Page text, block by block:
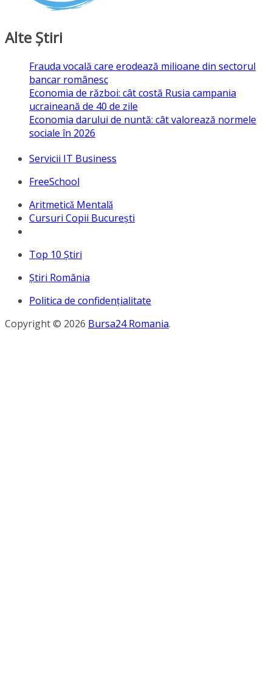
Alte Ştiri
Frauda vocală care erodează milioane din sectorul
bancar românesc
Economia de război: cât costă Rusia campania
ucraineană de 40 de zile
Economia darului de nuntă: cât valorează normele
sociale în 2026
Servicii IT Business
FreeSchool
Aritmeticǎ Mentalǎ
Cursuri Copii București
Top 10 Ştiri
Ştiri România
Politica de confidențialitate
Copyright © 2026 Bursa24 Romania.